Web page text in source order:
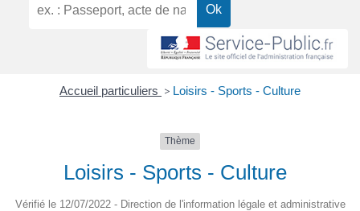
Accueil particuliers > Loisirs - Sports - Culture
Thème
Loisirs - Sports - Culture
Vérifié le 12/07/2022 - Direction de l'information légale et administrative